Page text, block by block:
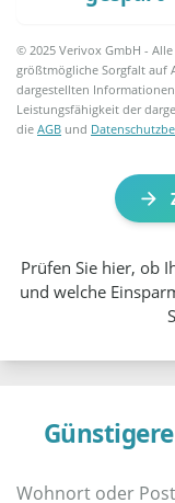
© 2025 Verivox GmbH -
größtmögliche Sorgfalt auf
dargestellten
Leistungsfähigkeit der
dieAGB und
Prüfen Sie hier, ob
und welche